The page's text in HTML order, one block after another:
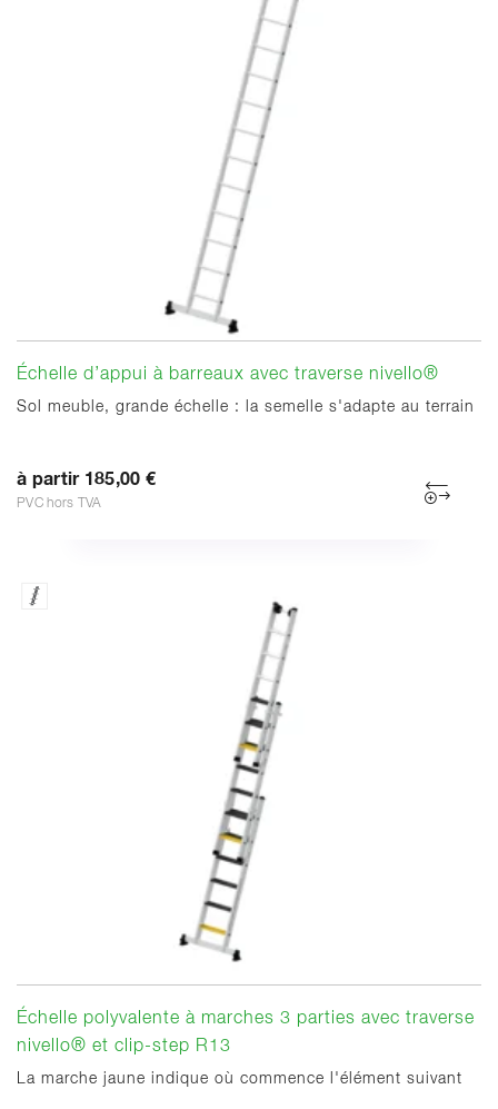
Échelle d’appui à barreaux avec traverse nivello®
Sol meuble, grande échelle : la semelle s'adapte au terrain
à partir 185,00 €
PVC hors TVA
Échelle polyvalente à marches 3 parties avec traverse
nivello® et clip-step R13
La marche jaune indique où commence l'élément suivant